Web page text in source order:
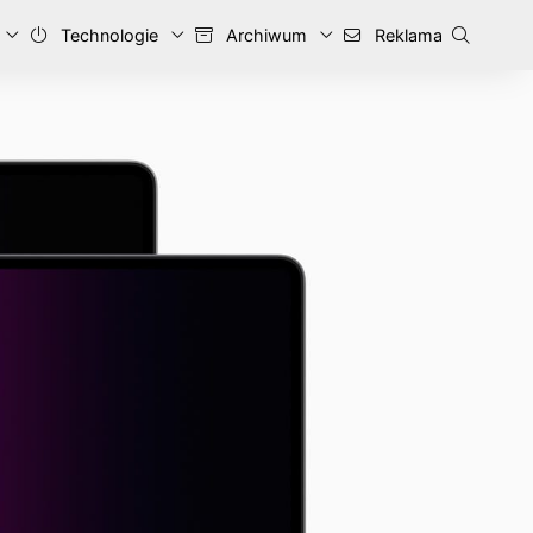
Technologie Archiwum Reklama